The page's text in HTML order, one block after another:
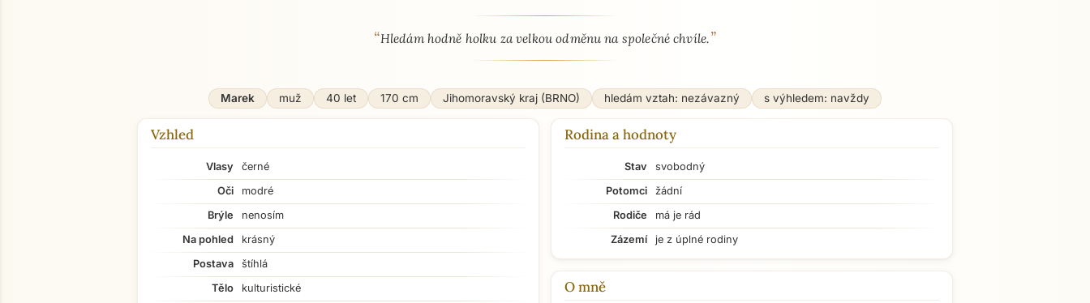
O mně - seznamka profil
“Hledám hodně holku za velkou odměnu na společné chvíle.”
Marek muž 40 let 170 cm Jihomoravský kraj (BRNO) hledám vztah: nezávazný s výhledem: navždy
Vzhled
Vlasy
černé
Oči
modré
Brýle
nenosím
Na pohled
krásný
Postava
štíhlá
Tělo
kulturistické
Rodina a hodnoty
Stav
svobodný
Potomci
žádní
Rodiče
má je rád
Zázemí
je z úplné rodiny
O mně